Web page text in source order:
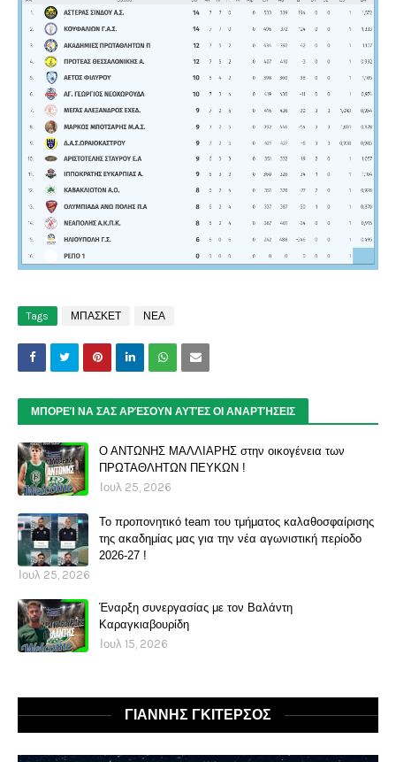
Tags ΜΠΑΣΚΕΤ ΝΕΑ
ΜΠΟΡΕΊ ΝΑ ΣΑΣ ΑΡΈΣΟΥΝ ΑΥΤΈΣ ΟΙ ΑΝΑΡΤΉΣΕΙΣ
Ο ΑΝΤΩΝΗΣ ΜΑΛΛΙΑΡΗΣ στην οικογένεια των
ΠΡΩΤΑΘΛΗΤΩΝ ΠΕΥΚΩΝ !
Ιουλ 25, 2026
Το προπονητικό team του τμήματος καλαθοσφαίρισης
της ακαδημίας μας για την νέα αγωνιστική περίοδο
2026-27 !
Ιουλ 25, 2026
Έναρξη συνεργασίας με τον Βαλάντη
Καραγκιαβουρίδη
Ιουλ 15, 2026
ΓΙΑΝΝΗΣ ΓΚΙΤΕΡΣΟΣ